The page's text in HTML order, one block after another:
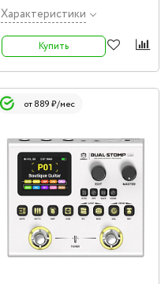
Характеристики
Купить
от 889 ₽/мес